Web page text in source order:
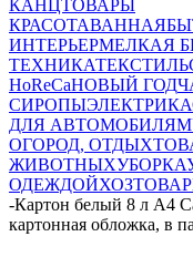
КАНЦТОВАРЫ
КРАСОТАВАННАЯ
ИНТЕРЬЕРМЕЛКАЯ
ТЕХНИКАТЕКСТИЛЬ
HoReCaНОВЫЙ ГОД
СИРОПЫЭЛЕКТРИКА
ДЛЯ АВТОМОБИЛЯ
ОГОРОД, ОТДЫХ
ЖИВОТНЫХУБОРКА
ОДЕЖДОЙ
-Картон белый 8 л А4
картонная обложка, в